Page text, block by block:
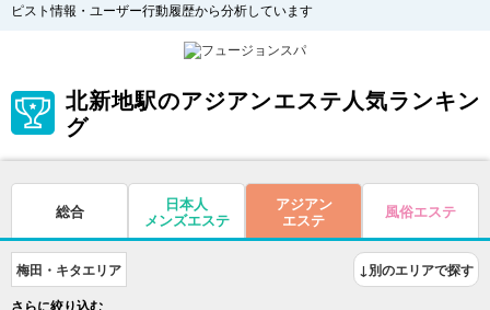
ピスト情報・ユーザー行動履歴から分析しています
北新地駅のアジアンエステ人気ランキン
グ
総合 日本人
メンズエステ
アジアン
エステ 風俗エステ
↓別のエリアで探す
梅田・キタエリア
さらに絞り込む